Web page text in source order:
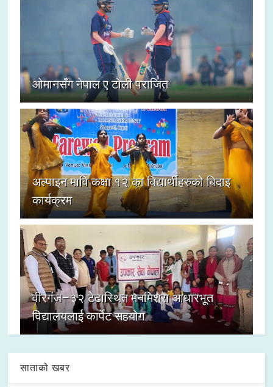
ओमानसँग नेपाल ए टोली पराजित
अल्पाइन मावि कक्षा १२ का विद्यार्थीहरुको बिदाइ
कार्यक्रम
वीरगंज–३२ टेढास्थित मनमिश्रा आधारभूत
विद्यालयलाई कार्पेट सहयोग
साताको खबर